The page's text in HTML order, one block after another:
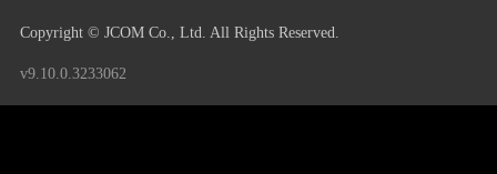
Copyright © JCOM Co., Ltd. All Rights Reserved.
v9.10.0.3233062